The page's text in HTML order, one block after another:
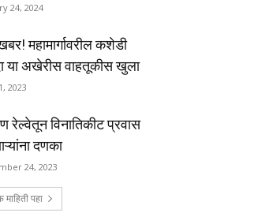
24, 2024
महामार्गावरील कशेडी
या अखेरीस वाहतूकीस खुला
2023
रेल्वेतून विनातिकीट प्रवास
दणका
24, 2023
पहा